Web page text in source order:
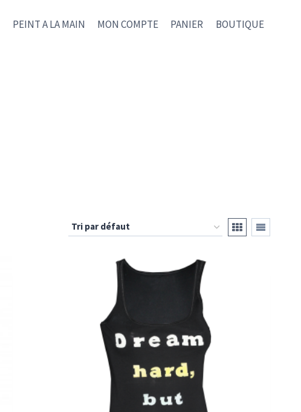
PEINT A LA MAIN MON COMPTE PANIER BOUTIQUE